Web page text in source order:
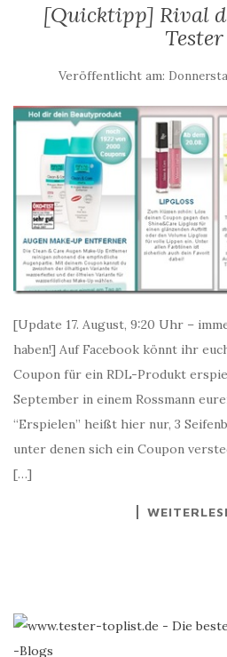
[Quicktipp] Rival
Tester
Veröffentlicht am:
[Update 17. August, 9:20 Uhr –
haben!] Auf Facebook könnt ihr
Coupon für ein RDL-Produkt
September in einem Rossmann
“Erspielen” heißt hier nur, 3
unter denen sich ein Coupon
[…]